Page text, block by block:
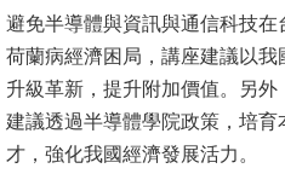
高
教
深
耕
辦
避免半導體與資訊與通信科技
荷蘭病經濟困局，講座建議以
升級革新，提升附加價值。另外
建議透過半導體學院政策，培育
才，強化我國經濟發展活力。